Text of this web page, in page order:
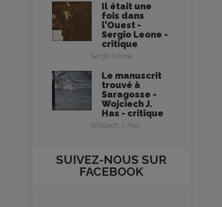
Il était une
fois dans
l’Ouest -
Sergio Leone -
critique
Sergio Leone
Le manuscrit
trouvé à
Saragosse -
Wojciech J.
Has - critique
Wojciech J. Has
SUIVEZ-NOUS SUR
FACEBOOK